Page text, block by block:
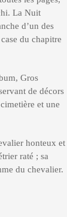
La Nuit
d’un des
du chapitre
Gros
de décors
et une
honteux et
raté ; sa
du chevalier.